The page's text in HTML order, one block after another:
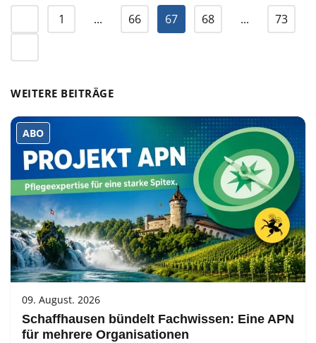
1 ... 66 67 68 ... 73
WEITERE BEITRÄGE
ABO
09. August. 2026
Schaffhausen bündelt Fachwissen: Eine APN
für mehrere Organisationen